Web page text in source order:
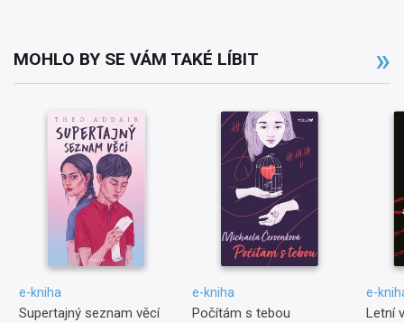
MOHLO BY SE VÁM TAKÉ LÍBIT
e-kniha
Supertajný seznam věcí
e-kniha
Počítám s tebou
e-
Letní